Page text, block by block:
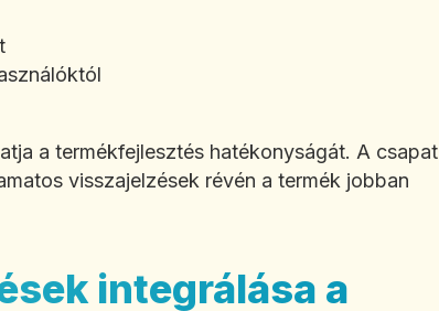
a termékfejlesztés hatékonyságát. A csapat
visszajelzések révén a termék jobban
integrálása a